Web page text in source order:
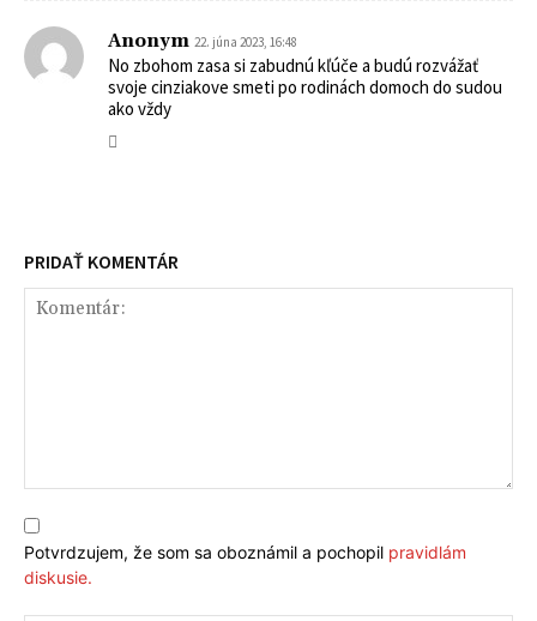
Anonym 22. júna 2023, 16:48
No zbohom zasa si zabudnú kľúče a budú rozvážať
svoje cinziakove smeti po rodinách domoch do sudou
ako vždy
PRIDAŤ KOMENTÁR
Potvrdzujem, že som sa oboznámil a pochopil pravidlám
diskusie.